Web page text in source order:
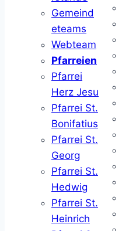
Gemeind
eteams
Webteam
Pfarreien
Pfarrei
Herz Jesu
Pfarrei St.
Bonifatius
Pfarrei St.
Georg
Pfarrei St.
Hedwig
Pfarrei St.
Heinrich